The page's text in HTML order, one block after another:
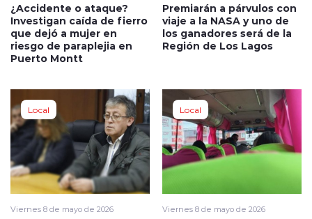
¿Accidente o ataque?
Investigan caída de fierro
que dejó a mujer en
riesgo de paraplejia en
Puerto Montt
Premiarán a párvulos con
viaje a la NASA y uno de
los ganadores será de la
Región de Los Lagos
Local
Viernes 8 de mayo de 2026
Local
Viernes 8 de mayo de 2026